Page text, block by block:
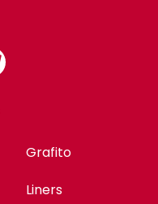
Grafito
Liners